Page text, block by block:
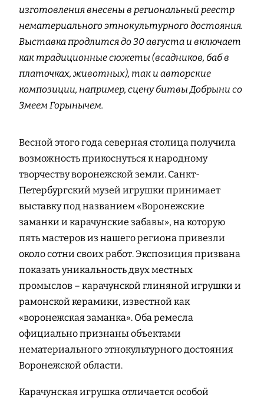
изготовления внесены в региональный реестр
нематериального этнокультурного достояния.
Выставка продлится до 30 августа и включает
как традиционные сюжеты (всадников, баб в
платочках, животных), так и авторские
композиции, например, сцену битвы Добрыни со
Змеем Горынычем.
Весной этого года северная столица получила
возможность прикоснуться к народному
творчеству воронежской земли. Санкт-
Петербургский музей игрушки принимает
выставку под названием «Воронежские
заманки и карачунские забавы», на которую
пять мастеров из нашего региона привезли
около сотни своих работ. Экспозиция призвана
показать уникальность двух местных
промыслов – карачунской глиняной игрушки и
рамонской керамики, известной как
«воронежская заманка». Оба ремесла
официально признаны объектами
нематериального этнокультурного достояния
Воронежской области.
Карачунская игрушка отличается особой